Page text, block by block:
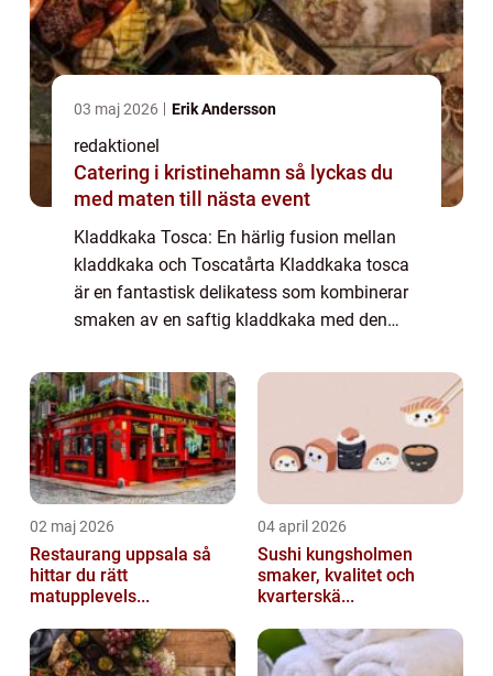
03 maj 2026 Erik Andersson
redaktionel
Catering i kristinehamn så lyckas du
med maten till nästa event
Kladdkaka Tosca: En härlig fusion mellan
kladdkaka och Toscatårta Kladdkaka tosca
är en fantastisk delikatess som kombinerar
smaken av en saftig kladdkaka med den
toscasmet. Denna läckerhet är en favorit
bland ch...
02 maj 2026
Restaurang uppsala så
hittar du rätt
matupplevels...
04 april 2026
Sushi kungsholmen
smaker, kvalitet och
kvarterskä...